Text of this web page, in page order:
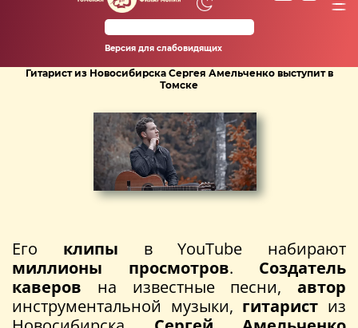
Версия для слабовидящих
Гитарист из Новосибирска Сергея Амельченко выступит в
Томске
Его клипы в YouTube набирают
миллионы просмотров. Создатель
каверов на известные песни, автор
инструментальной музыки, гитарист из